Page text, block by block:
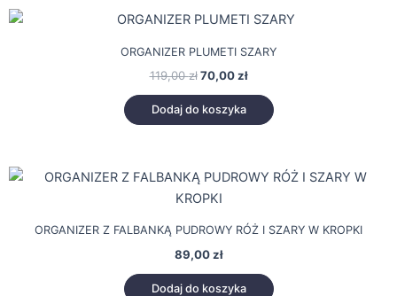
ORGANIZER PLUMETI SZARY
119,00zł
Pierwotna
wynosiła:
119,00 zł.
70,00zł
Aktualna
wynosi:
70,00 zł.
Dodaj do koszyka
ORGANIZER Z FALBANKĄ PUDROWY RÓŻ I SZARY W KROPKI
89,00zł
Dodaj do koszyka